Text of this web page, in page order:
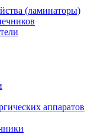
(ламинаторы)
аппаратов